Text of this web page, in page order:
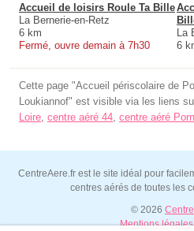
Accueil de loisirs Roule Ta Bille
La Bernerie-en-Retz
6 km
Fermé, ouvre demain à 7h30
La
6
Cette page "Accueil périscolaire de
Loukiannof" est visible via les liens
Loire centre aéré 44 centre aéré
CentreAere.fr est le site idéal pour
centres aérés de toutes les
© 2026
Mentions légales